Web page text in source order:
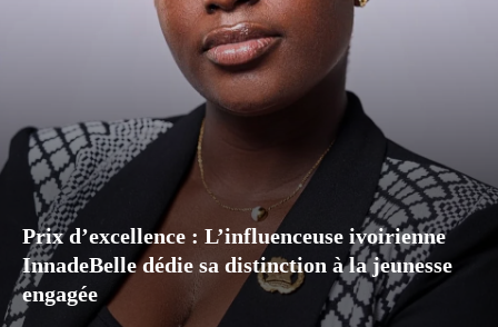
Prix d’excellence : L’influenceuse ivoirienne
InnadeBelle dédie sa distinction à la jeunesse
engagée